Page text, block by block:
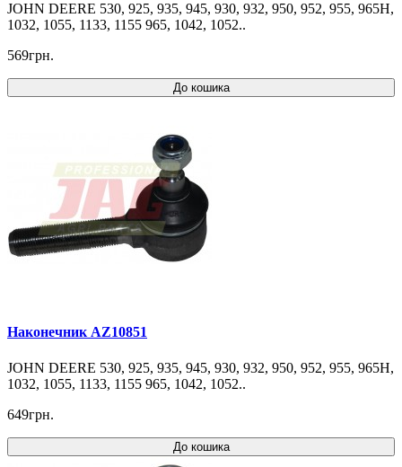
JOHN DEERE 530, 925, 935, 945, 930, 932, 950, 952, 955, 965H,
1032, 1055, 1133, 1155 965, 1042, 1052..
569грн.
До кошика
Наконечник AZ10851
JOHN DEERE 530, 925, 935, 945, 930, 932, 950, 952, 955, 965H,
1032, 1055, 1133, 1155 965, 1042, 1052..
649грн.
До кошика